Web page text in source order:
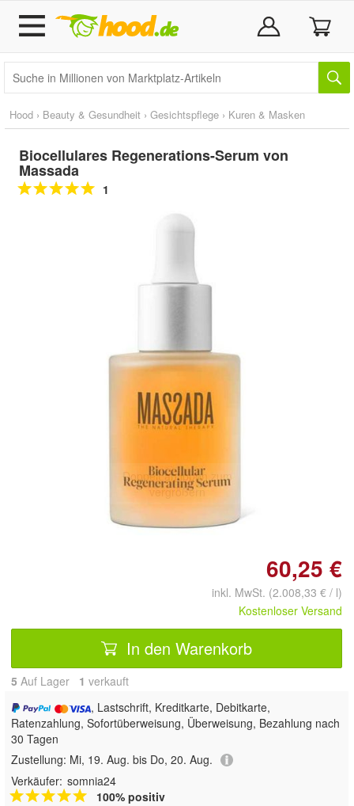
Hood › Beauty & Gesundheit › Gesichtspflege › Kuren & Masken
Biocellulares Regenerations-Serum von
Massada
1
Doppelt antippen zum
vergrößern
60,25 €
inkl. MwSt. (2.008,33 € / l)
Kostenloser Versand
In den Warenkorb
5 Auf Lager 1 verkauft
, Lastschrift, Kreditkarte, Debitkarte,
Ratenzahlung, Sofortüberweisung, Überweisung, Bezahlung nach
30 Tagen
Zustellung: Mi, 19. Aug. bis Do, 20. Aug.
Verkäufer: somnia24
100% positiv